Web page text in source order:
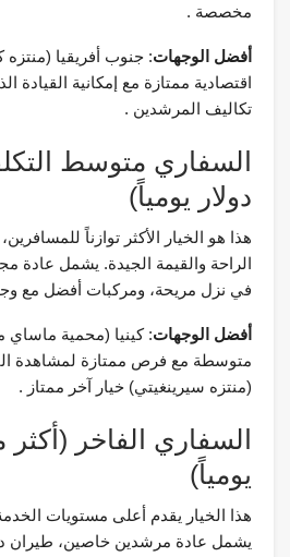
مخصصة .
أفضل الوجهات: جنوب أفريقيا
تكاليف المرشدين .
دولار يومياً)
هذا هو الخيار الأكثر توازناً
الراحة والقيمة الجيدة. يشمل عادة
في نزل مريحة، ومركبات أفضل مع
أفضل الوجهات: كينيا (محمية ماساي
متوسطة مع فرص ممتازة لمشاهدة
(منتزه سيرينغيتي) خيار آخر ممتاز .
يومياً)
هذا الخيار يقدم أعلى مستويات
يشمل عادة مرشدين خاصين، طيران